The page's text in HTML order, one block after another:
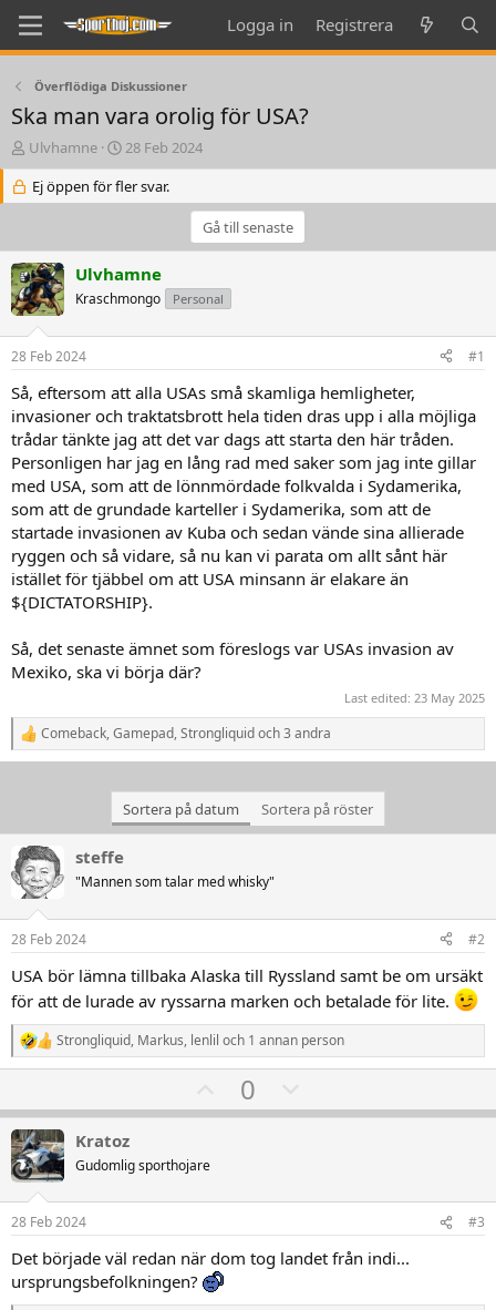
Logga in Registrera
Överflödiga Diskussioner
Ska man vara orolig för USA?
T
h
e
s
t
a
e
Ulvhamne
S
t
a
r
t
e
28 Feb 2024
Ej öppen för fler svar.
Gå till senaste
Ulvhamne
Kraschmongo Personal
28 Feb 2024 #1
Så, eftersom att alla USAs små skamliga hemligheter,
invasioner och traktatsbrott hela tiden dras upp i alla möjliga
trådar tänkte jag att det var dags att starta den här tråden.
Personligen har jag en lång rad med saker som jag inte gillar
med USA, som att de lönnmördade folkvalda i Sydamerika,
som att de grundade karteller i Sydamerika, som att de
startade invasionen av Kuba och sedan vände sina allierade
ryggen och så vidare, så nu kan vi parata om allt sånt här
istället för tjäbbel om att USA minsann är elakare än
${DICTATORSHIP}.
Så, det senaste ämnet som föreslogs var USAs invasion av
Mexiko, ska vi börja där?
Last edited: 23 May 2025
R
e
o
n
e
r
:
Comeback,Gamepad,Strongliquidoch 3 andra
Sortera på datum Sortera på röster
steffe
"Mannen som talar med whisky"
28 Feb 2024 #2
USA bör lämna tillbaka Alaska till Ryssland samt be om ursäkt
för att de lurade av ryssarna marken och betalade för lite.
R
e
t
i
o
n
e
r
:
Strongliquid, Markus, lenlil och 1 annan person
U
p
t
0
o
v
t
e
Kratoz
Gudomlig sporthojare
28 Feb 2024 #3
Det började väl redan när dom tog landet från indi...
ursprungsbefolkningen?